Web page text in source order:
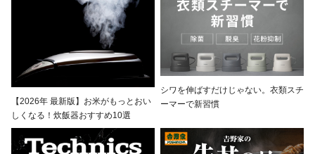
【2026年 最新版】お米がもっとおい
しくなる！炊飯器おすすめ10選
シワを伸ばすだけじゃない。衣類スチ
ーマーで新習慣